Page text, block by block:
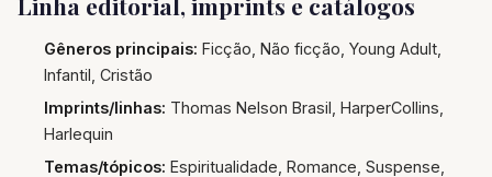
Gêneros principais: Ficção, Não ficção, Young Adult,
Infantil, Cristão
Imprints/linhas: Thomas Nelson Brasil, HarperCollins,
Harlequin
Temas/tópicos: Espiritualidade, Romance, Suspense,